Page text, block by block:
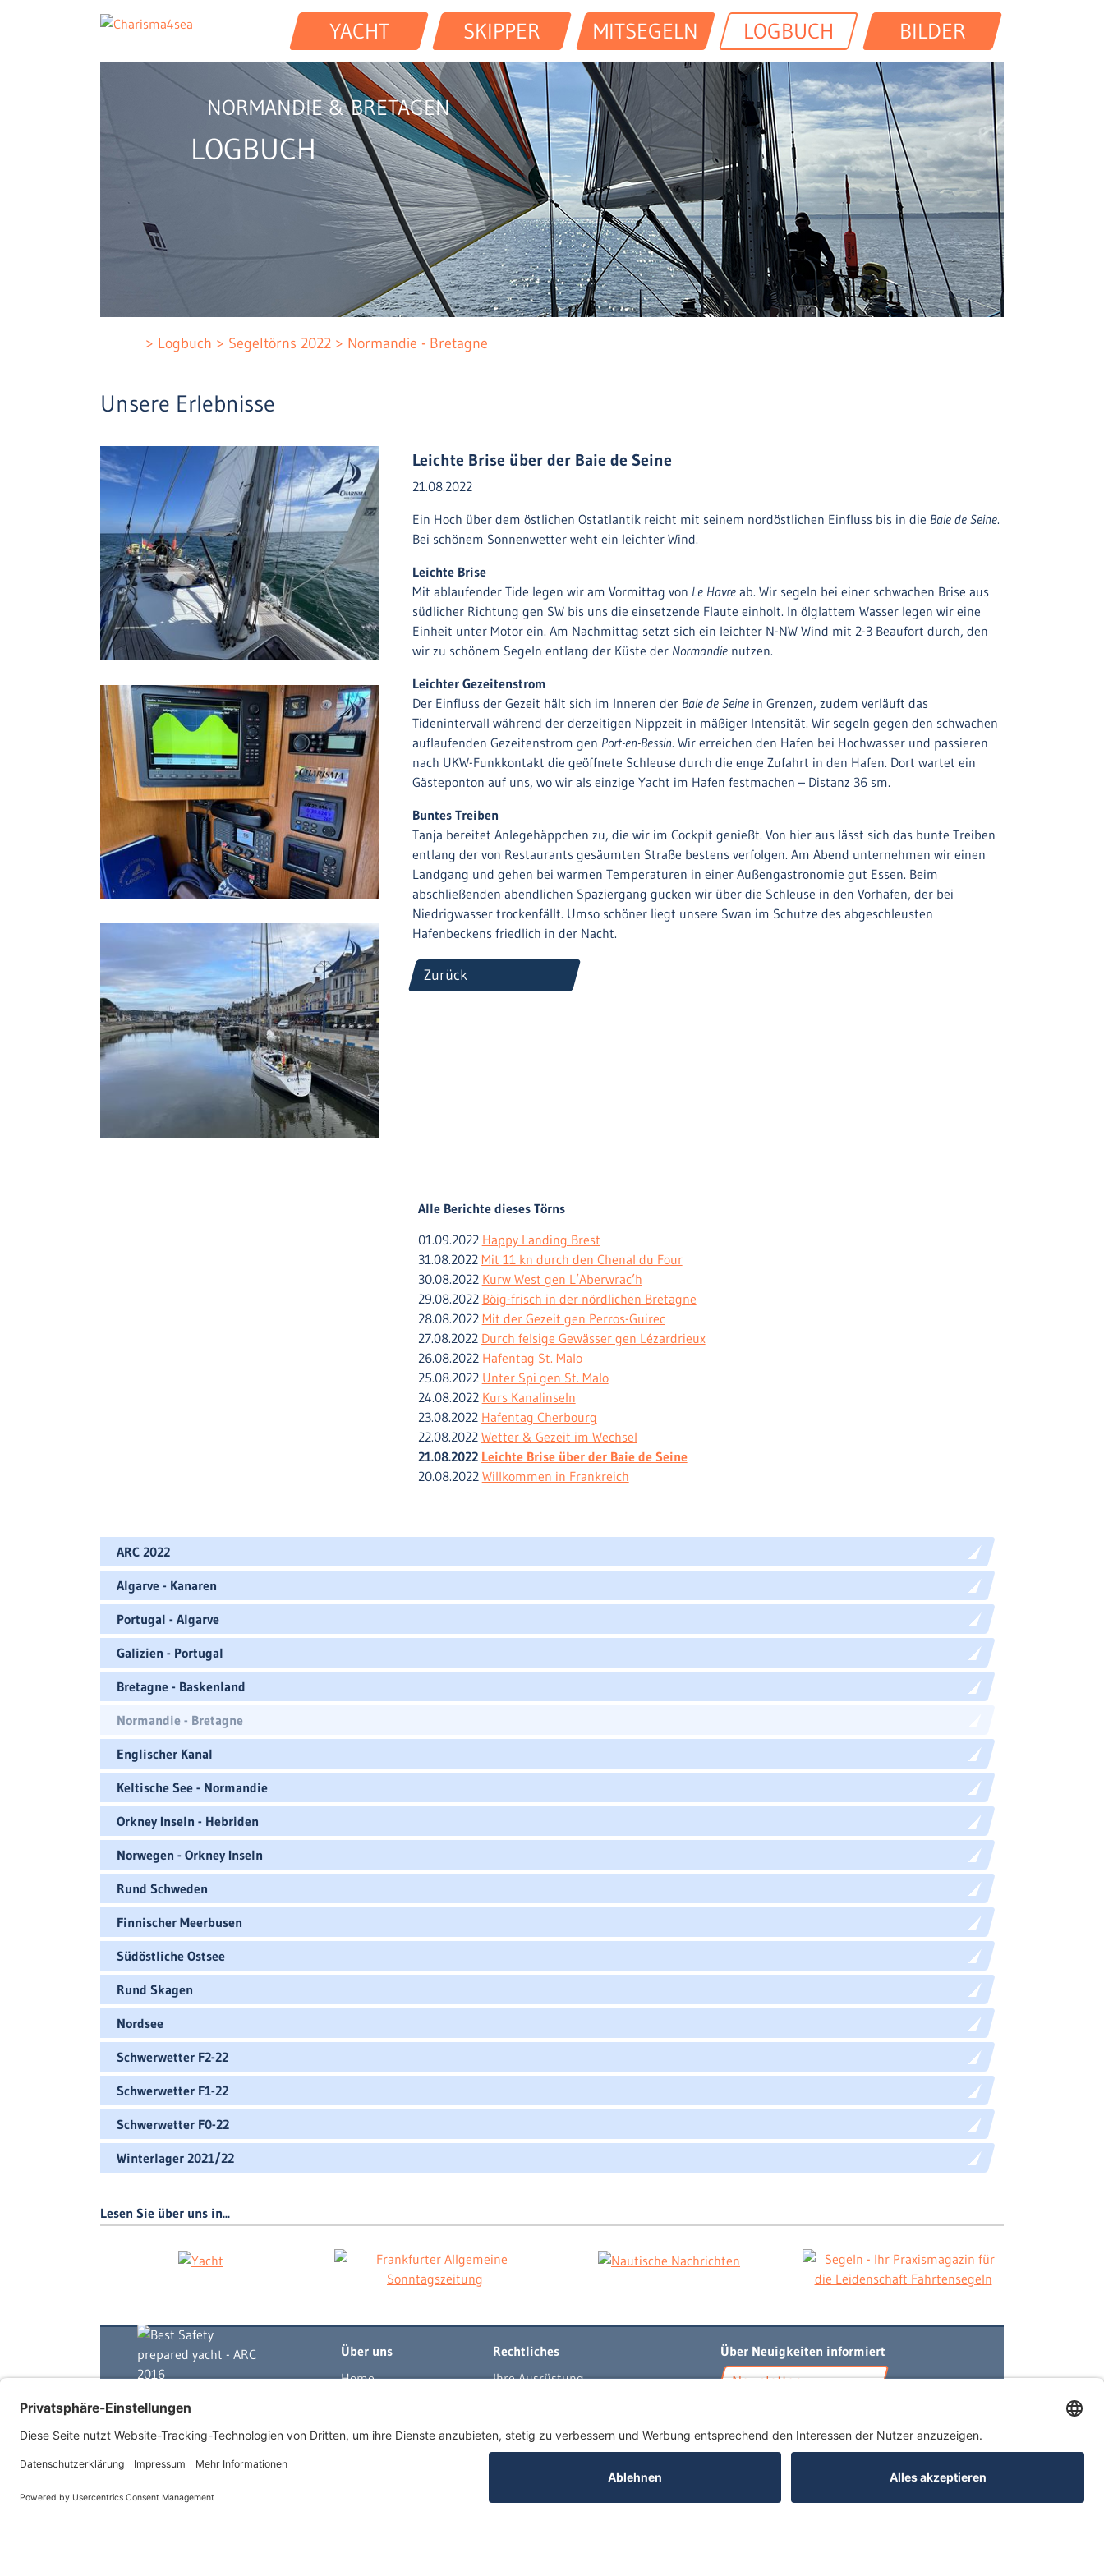
YACHT SKIPPER MITSEGELN LOGBUCH BILDER
NORMANDIE & BRETAGEN
LOGBUCH
Logbuch Segeltörns 2022 Normandie - Bretagne
Unsere Erlebnisse
Leichte Brise über der Baie de Seine
21.08.2022
Ein Hoch über dem östlichen Ostatlantik reicht mit seinem nordöstlichen Einfluss bis in die Baie de Seine.
Bei schönem Sonnenwetter weht ein leichter Wind.
Leichte Brise
Mit ablaufender Tide legen wir am Vormittag von Le Havre ab. Wir segeln bei einer schwachen Brise aus
südlicher Richtung gen SW bis uns die einsetzende Flaute einholt. In ölglattem Wasser legen wir eine
Einheit unter Motor ein. Am Nachmittag setzt sich ein leichter N-NW Wind mit 2-3 Beaufort durch, den
wir zu schönem Segeln entlang der Küste der Normandie nutzen.
Leichter Gezeitenstrom
Der Einfluss der Gezeit hält sich im Inneren der Baie de Seine in Grenzen, zudem verläuft das
Tidenintervall während der derzeitigen Nippzeit in mäßiger Intensität. Wir segeln gegen den schwachen
auflaufenden Gezeitenstrom gen Port-en-Bessin. Wir erreichen den Hafen bei Hochwasser und passieren
nach UKW-Funkkontakt die geöffnete Schleuse durch die enge Zufahrt in den Hafen. Dort wartet ein
Gästeponton auf uns, wo wir als einzige Yacht im Hafen festmachen – Distanz 36 sm.
Buntes Treiben
Tanja bereitet Anlegehäppchen zu, die wir im Cockpit genießt. Von hier aus lässt sich das bunte Treiben
entlang der von Restaurants gesäumten Straße bestens verfolgen. Am Abend unternehmen wir einen
Landgang und gehen bei warmen Temperaturen in einer Außengastronomie gut Essen. Beim
abschließenden abendlichen Spaziergang gucken wir über die Schleuse in den Vorhafen, der bei
Niedrigwasser trockenfällt. Umso schöner liegt unsere Swan im Schutze des abgeschleusten
Hafenbeckens friedlich in der Nacht.
Zurück
Alle Berichte dieses Törns
01.09.2022 Happy Landing Brest
31.08.2022 Mit 11 kn durch den Chenal du Four
30.08.2022 Kurw West gen L’Aberwrac’h
29.08.2022 Böig-frisch in der nördlichen Bretagne
28.08.2022 Mit der Gezeit gen Perros-Guirec
27.08.2022 Durch felsige Gewässer gen Lézardrieux
26.08.2022 Hafentag St. Malo
25.08.2022 Unter Spi gen St. Malo
24.08.2022 Kurs Kanalinseln
23.08.2022 Hafentag Cherbourg
22.08.2022 Wetter & Gezeit im Wechsel
21.08.2022 Leichte Brise über der Baie de Seine
20.08.2022 Willkommen in Frankreich
ARC 2022
Algarve - Kanaren
Portugal - Algarve
Galizien - Portugal
Bretagne - Baskenland
Normandie - Bretagne
Englischer Kanal
Keltische See - Normandie
Orkney Inseln - Hebriden
Norwegen - Orkney Inseln
Rund Schweden
Finnischer Meerbusen
Südöstliche Ostsee
Rund Skagen
Nordsee
Schwerwetter F2-22
Schwerwetter F1-22
Schwerwetter F0-22
Winterlager 2021/22
Lesen Sie über uns in...
Über uns
Home
Skipper
Rechtliches
Ihre Ausrüstung
Datenschutzerklärung
AGB
Über Neuigkeiten informiert
Newsletter